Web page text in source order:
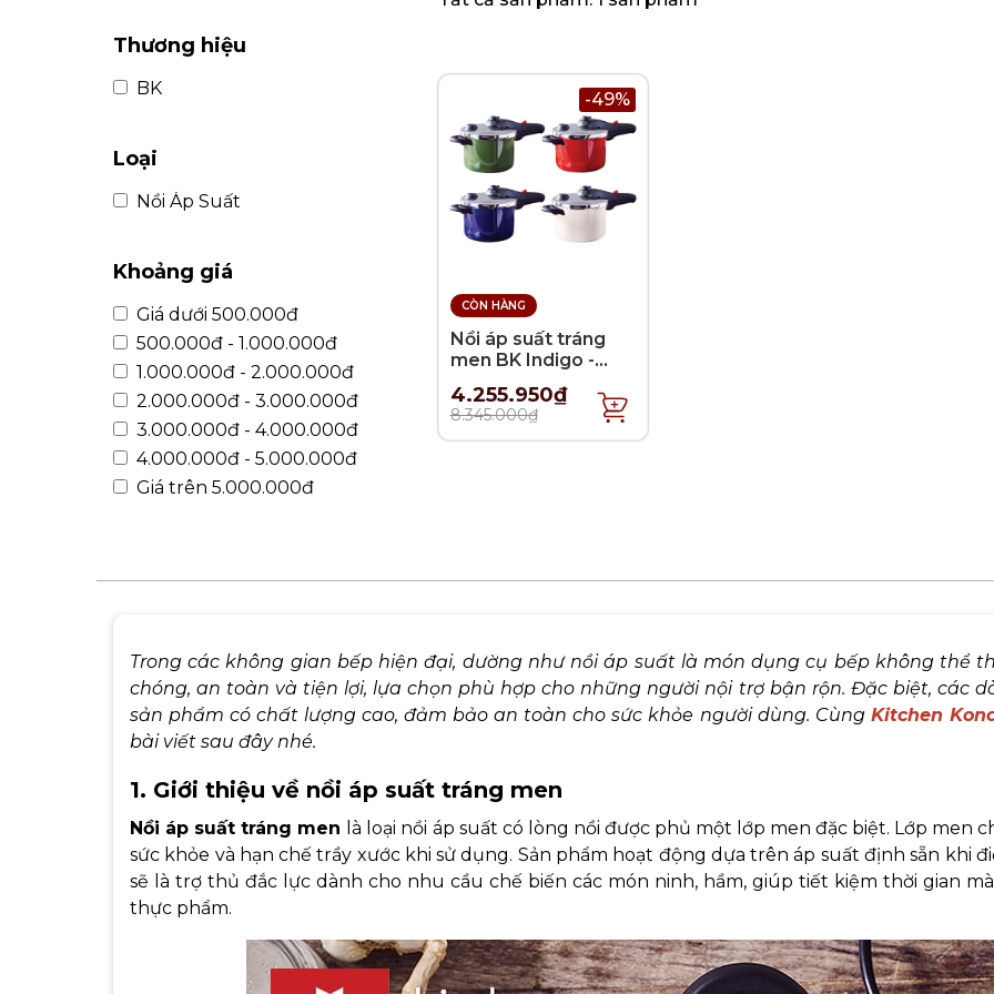
Thương hiệu
BK
Loại
Nồi Áp Suất
Khoảng giá
Giá dưới 500.000đ
500.000đ - 1.000.000đ
1.000.000đ - 2.000.000đ
2.000.000đ - 3.000.000đ
3.000.000đ - 4.000.000đ
4.000.000đ - 5.000.000đ
Giá trên 5.000.000đ
-49%
CÒN HÀNG
Nồi áp suất tráng
men BK Indigo -
4.255.950₫
8.345.000₫
Trong các không gian bếp hiện đại, dường như nồi áp suất là món dụng cụ bếp không thể
chóng, an toàn và tiện lợi, lựa chọn phù hợp cho những người nội trợ bận rộn. Đặc biệt, các
sản phẩm có chất lượng cao, đảm bảo an toàn cho sức khỏe người dùng. Cùng Kitchen
bài viết sau đây nhé.
1. Giới thiệu về nồi áp suất tráng men
Nồi áp suất tráng men là loại nồi áp suất có lòng nồi được phủ một lớp men đặc biệt. Lớp men
sức khỏe và hạn chế trầy xước khi sử dụng. Sản phẩm hoạt động dựa trên áp suất định sẵn khi
sẽ là trợ thủ đắc lực dành cho nhu cầu chế biến các món ninh, hầm, giúp tiết kiệm thời gian
thực phẩm.